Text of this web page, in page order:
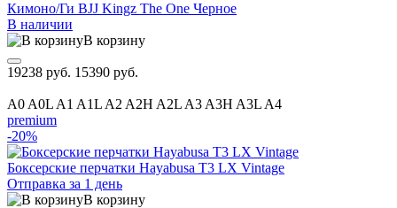
Кимоно/Ги BJJ Kingz The One Черное
В наличии
В корзину
19238 руб. 15390 руб.
A0 A0L A1 A1L A2 A2H A2L A3 A3H A3L A4
premium
-20%
Боксерские перчатки Hayabusa T3 LX Vintage
Отправка за 1 день
В корзину